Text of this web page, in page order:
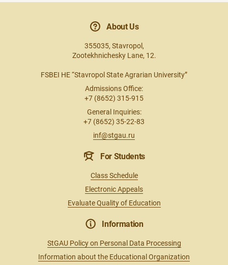
About Us
355035, Stavropol,
Zootekhnichesky Lane, 12.
FSBEI HE “Stavropol State Agrarian University”
Admissions Office:
+7 (8652) 315-915
General Inquiries:
+7 (8652) 35-22-83
inf@stgau.ru
For Students
Class Schedule
Electronic Appeals
Evaluate Quality of Education
Information
StGAU Policy on Personal Data Processing
Information about the Educational Organization